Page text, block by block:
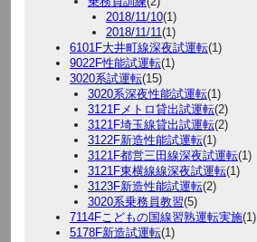
2018/11/10(1)
2018/11/11 (1)
6101F大井町線深夜試運転(1)
9022F性能試運転(1)
3020系試運転(15)
3020系深夜性能試運転(1)
3121Fメトロ貸出試運転(2)
3121F埼玉線貸出試運転(2)
3122F新造性能試運転(1)
3121F都営三田線深夜試運転(1)
3121F東横線線深夜試運転(1)
3123F新造性能試運転(2)
3020系乗務員教習(5)
7114Fこどもの国線習熟運転実施(1)
5178F新造試運転(1)